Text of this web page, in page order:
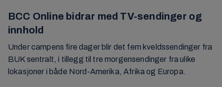
BCC Online bidrar med TV-sendinger og
innhold
Under campens fire dager blir det fem kveldssendinger fra
BUK sentralt, i tillegg til tre morgensendinger fra ulike
lokasjoner i både Nord-Amerika, Afrika og Europa.